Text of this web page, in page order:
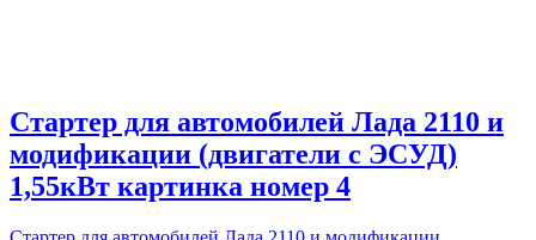
Стартер для автомобилей Лада 2110 и
модификации (двигатели с ЭСУД)
1,55кВт картинка номер 4